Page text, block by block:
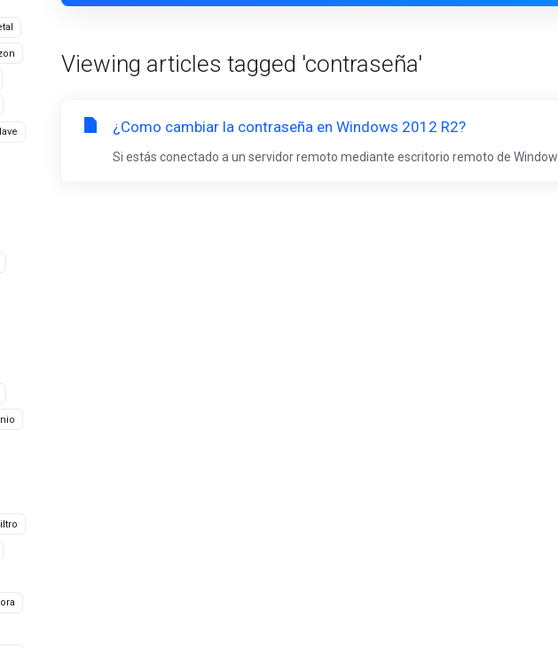
Viewing articles tagged 'contraseña'
¿Como cambiar la contraseña en Windows 2012 R2?
Si estás conectado a un servidor remoto mediante escritorio remoto de